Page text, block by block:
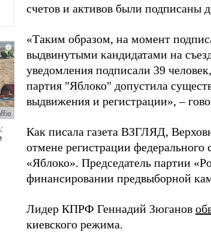
счетов и активов были подписаны
«Таким образом, на момент
выдвинутыми кандидатами на
уведомления подписали 39
партия "Яблоко" допустила
выдвижения и регистрации», –
Как писала газета ВЗГЛЯД,
отмене регистрации
«Яблоко». Председатель партии
финансировании предвыборной
Лидер КПРФ Геннадий Зюганов
киевского режима.